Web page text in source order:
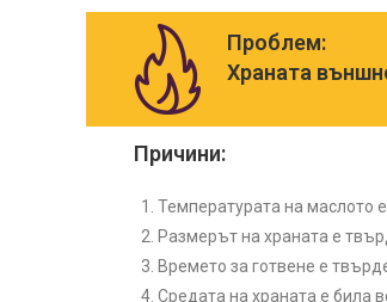
Проблем:
Храната
Причини:
Температурата на маслото
Размерът на храната е
Времето за готвене е
Средата на храната е била